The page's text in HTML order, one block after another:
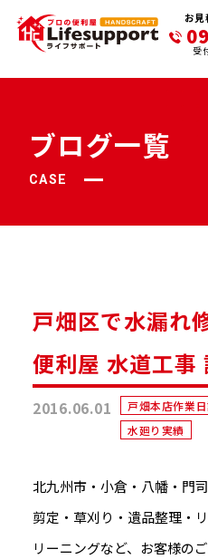
お見
受
ブログ一覧
CASE
戸畑区で水漏
便利屋 水道工
2016.06.01 戸畑本店作業
水廻り実績
北九州市・小倉・八幡・門
剪定・草刈り・遺品整理・
リーニングなど、お客様の